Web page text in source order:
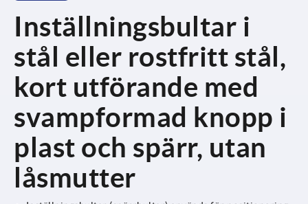
Inställningsbultar i
stål eller rostfritt stål,
kort utförande med
svampformad knopp i
plast och spärr, utan
låsmutter